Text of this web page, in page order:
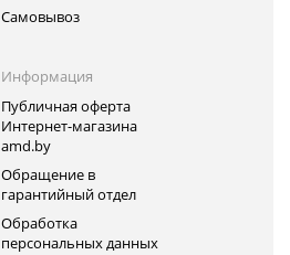
Самовывоз
Информация
Публичная оферта
Интернет-магазина
amd.by
Обращение в
гарантийный отдел
Обработка
персональных данных